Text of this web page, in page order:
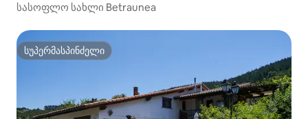
სასოფლო სახლი Betraunea
სუპერმასპინძელი
სუპერმასპინძელი